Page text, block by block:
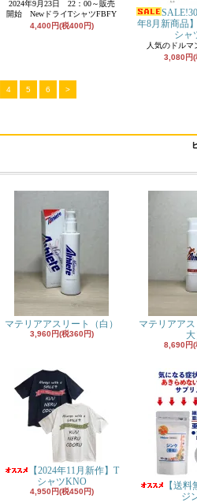
2024年9月23日 22：00～販売
開始 NewドライTシャツFBFY
4,400円(税400円)
年8月新商品
シャ
人気のドルマ
3,080円(
4 5 6 >
マテリアアスリート（白）
3,960円(税360円)
マテリアアス
大
8,690円(
【2024年11月新作】T
シャツKNO
4,950円(税450円)
【送料
ジ